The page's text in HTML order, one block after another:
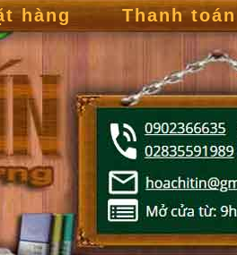
hàng Thanh toán